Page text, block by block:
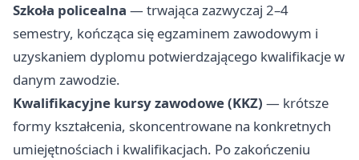
Szkoła policealna — trwająca zazwyczaj 2–4
semestry, kończąca się egzaminem zawodowym i
uzyskaniem dyplomu potwierdzającego kwalifikacje w
danym zawodzie.
Kwalifikacyjne kursy zawodowe (KKZ) — krótsze
formy kształcenia, skoncentrowane na konkretnych
umiejętnościach i kwalifikacjach. Po zakończeniu